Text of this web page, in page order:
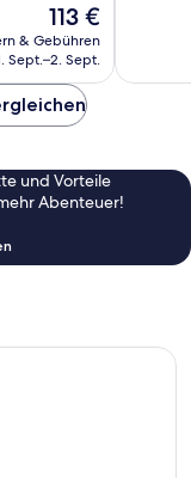
Der
Preis
beträgt
113 €
& Gebühren
Sept.–2. Sept.
und Vorteile
Abenteuer!